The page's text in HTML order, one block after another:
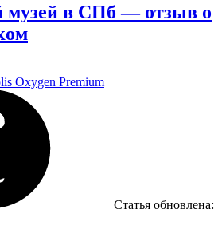
музей в СПб — отзыв о
Статья обновлена: